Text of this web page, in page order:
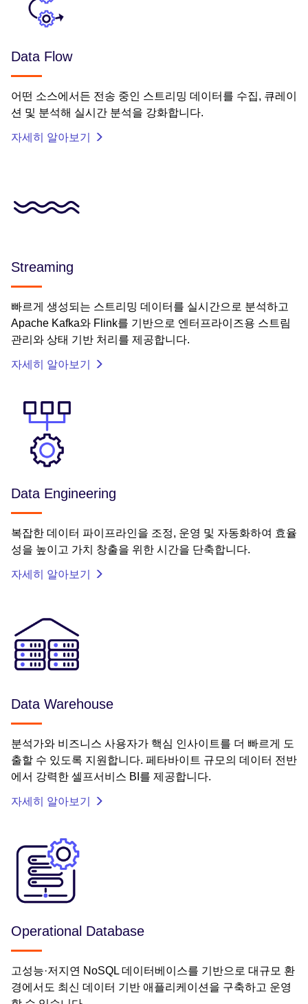
Data Flow
어떤 소스에서든 전송 중인 스트리밍 데이터를 수집, 큐레이
션 및 분석해 실시간 분석을 강화합니다.
자세히 알아보기
Streaming
빠르게 생성되는 스트리밍 데이터를 실시간으로 분석하고
Apache Kafka와 Flink를 기반으로 엔터프라이즈용 스트림
관리와 상태 기반 처리를 제공합니다.
자세히 알아보기
Data Engineering
복잡한 데이터 파이프라인을 조정, 운영 및 자동화하여 효율
성을 높이고 가치 창출을 위한 시간을 단축합니다.
자세히 알아보기
Data Warehouse
분석가와 비즈니스 사용자가 핵심 인사이트를 더 빠르게 도
출할 수 있도록 지원합니다. 페타바이트 규모의 데이터 전반
에서 강력한 셀프서비스 BI를 제공합니다.
자세히 알아보기
Operational Database
고성능·저지연 NoSQL 데이터베이스를 기반으로 대규모 환
경에서도 최신 데이터 기반 애플리케이션을 구축하고 운영